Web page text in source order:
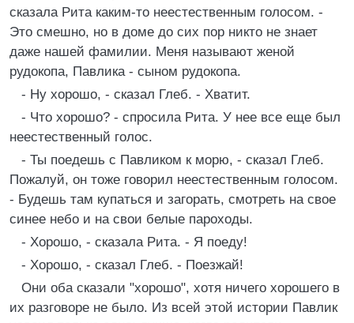
сказала Рита каким-то неестественным голосом. -
Это смешно, но в доме до сих пор никто не знает
даже нашей фамилии. Меня называют женой
рудокопа, Павлика - сыном рудокопа.
- Ну хорошо, - сказал Глеб. - Хватит.
- Что хорошо? - спросила Рита. У нее все еще был
неестественный голос.
- Ты поедешь с Павликом к морю, - сказал Глеб.
Пожалуй, он тоже говорил неестественным голосом.
- Будешь там купаться и загорать, смотреть на свое
синее небо и на свои белые пароходы.
- Хорошо, - сказала Рита. - Я поеду!
- Хорошо, - сказал Глеб. - Поезжай!
Они оба сказали "хорошо", хотя ничего хорошего в
их разговоре не было. Из всей этой истории Павлик